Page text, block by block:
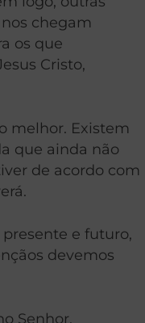
chegam
os que
Cristo,
melhor. Existem
que ainda não
de acordo com
presente e futuro,
devemos
Senhor.